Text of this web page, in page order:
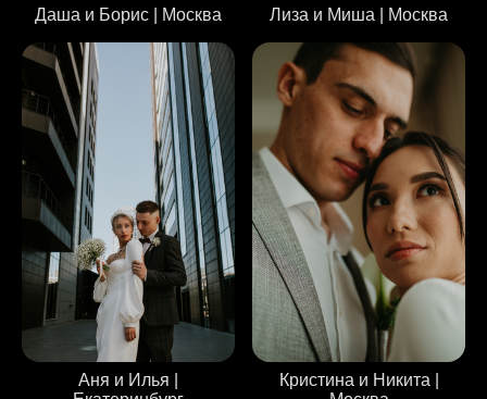
Даша и Борис | Москва Лиза и Миша | Москва
Аня и Илья |
Кристина и Никита |